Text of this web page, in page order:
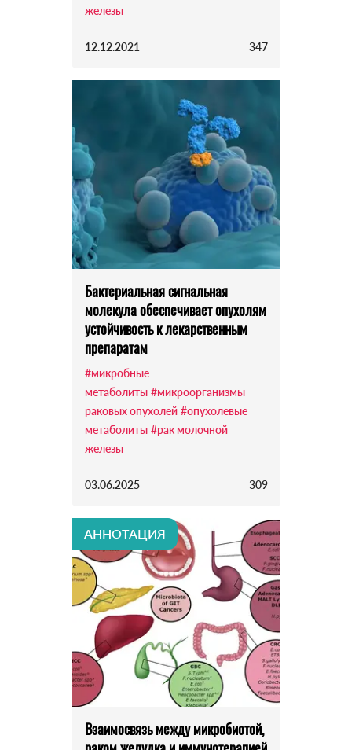
железы
12.12.2021 347
Бактериальная сигнальная
молекула обеспечивает опухолям
устойчивость к лекарственным
препаратам
#микробные
метаболиты #микроорганизмы
раковых опухолей #опухолевые
метаболиты #рак молочной
железы
03.06.2025 309
АННОТАЦИЯ
Взаимосвязь между микробиотой,